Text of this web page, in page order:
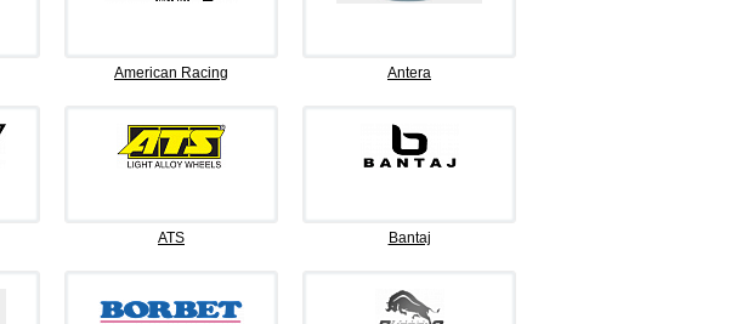
American Racing Antera
ATS Bantaj